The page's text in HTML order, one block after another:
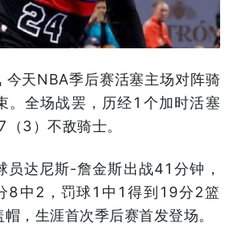
天NBA季后赛活塞主场对阵骑
。全场战罢，历经1个加时活塞
3）不敌骑士。
员达尼斯-詹金斯出战41分钟，
8中2，罚球1中1得到19分2篮
，生涯首次季后赛首发登场。